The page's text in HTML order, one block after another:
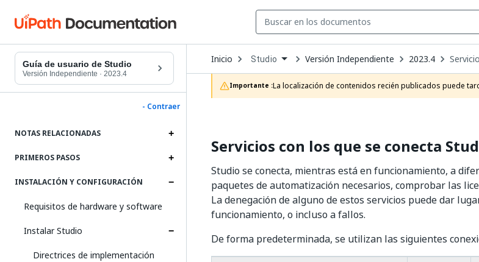
Guía de usuario de Studio
Versión Independiente · 2023.4
- Contraer
NOTAS RELACIONADAS
PRIMEROS PASOS
INSTALACIÓN Y CONFIGURACIÓN
Requisitos de hardware y software
Instalar Studio
Directrices de implementación
Inicio Open
Dropdown
to
choose
product
Studio Versión Independiente 2023.4
Importante :La localización de contenidos recién publicados puede
Servicios con los que se conecta
Studio se conecta, mientras está en funcionamiento, a
paquetes de automatización necesarios, comprobar las
La denegación de alguno de estos servicios puede dar
funcionamiento, o incluso a fallos.
De forma predeterminada, se utilizan las siguientes